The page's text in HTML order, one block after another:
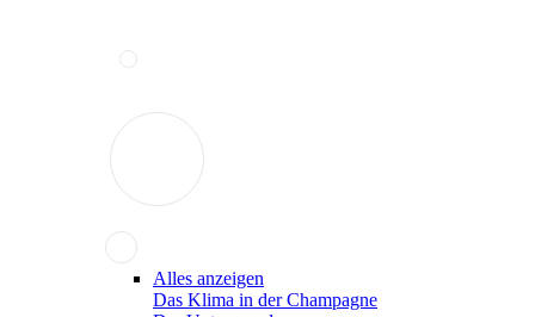
Alles anzeigen
Das Klima in der Champagne